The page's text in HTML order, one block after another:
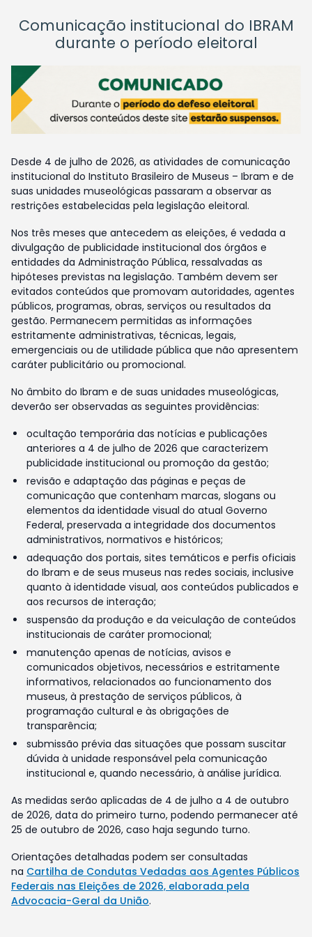
Comunicação institucional do IBRAM
durante o período eleitoral
Desde 4 de julho de 2026, as atividades de comunicação
institucional do Instituto Brasileiro de Museus – Ibram e de
suas unidades museológicas passaram a observar as
restrições estabelecidas pela legislação eleitoral.
Nos três meses que antecedem as eleições, é vedada a
divulgação de publicidade institucional dos órgãos e
entidades da Administração Pública, ressalvadas as
hipóteses previstas na legislação. Também devem ser
evitados conteúdos que promovam autoridades, agentes
públicos, programas, obras, serviços ou resultados da
gestão. Permanecem permitidas as informações
estritamente administrativas, técnicas, legais,
emergenciais ou de utilidade pública que não apresentem
caráter publicitário ou promocional.
No âmbito do Ibram e de suas unidades museológicas,
deverão ser observadas as seguintes providências:
ocultação temporária das notícias e publicações
anteriores a 4 de julho de 2026 que caracterizem
publicidade institucional ou promoção da gestão;
revisão e adaptação das páginas e peças de
comunicação que contenham marcas, slogans ou
elementos da identidade visual do atual Governo
Federal, preservada a integridade dos documentos
administrativos, normativos e históricos;
adequação dos portais, sites temáticos e perfis oficiais
do Ibram e de seus museus nas redes sociais, inclusive
quanto à identidade visual, aos conteúdos publicados e
aos recursos de interação;
suspensão da produção e da veiculação de conteúdos
institucionais de caráter promocional;
manutenção apenas de notícias, avisos e
comunicados objetivos, necessários e estritamente
informativos, relacionados ao funcionamento dos
museus, à prestação de serviços públicos, à
programação cultural e às obrigações de
transparência;
submissão prévia das situações que possam suscitar
dúvida à unidade responsável pela comunicação
institucional e, quando necessário, à análise jurídica.
As medidas serão aplicadas de 4 de julho a 4 de outubro
de 2026, data do primeiro turno, podendo permanecer até
25 de outubro de 2026, caso haja segundo turno.
Orientações detalhadas podem ser consultadas
na Cartilha de Condutas Vedadas aos Agentes Públicos
Federais nas Eleições de 2026, elaborada pela
Advocacia-Geral da União.